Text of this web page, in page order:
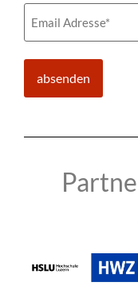
Email
(erforderlich)